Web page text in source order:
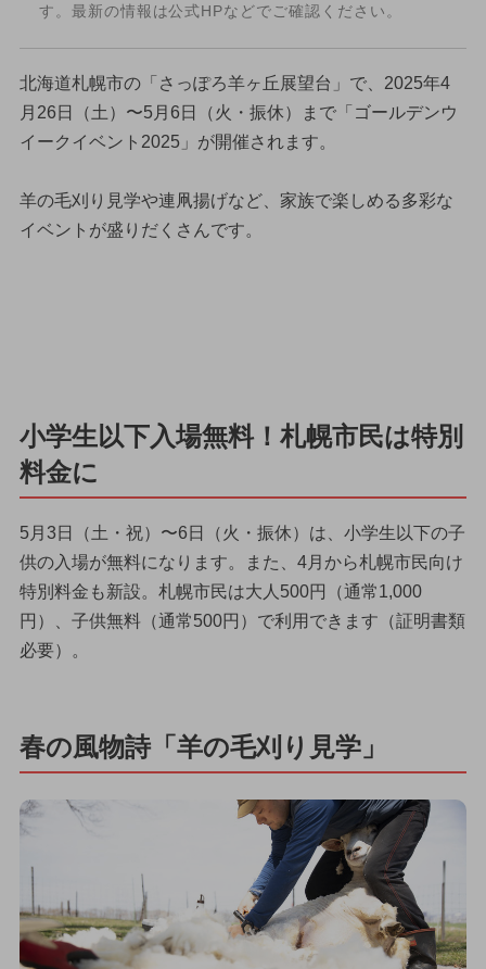
す。最新の情報は公式HPなどでご確認ください。
北海道札幌市の「さっぽろ羊ヶ丘展望台」で、2025年4
月26日（土）〜5月6日（火・振休）まで「ゴールデンウ
イークイベント2025」が開催されます。
羊の毛刈り見学や連凧揚げなど、家族で楽しめる多彩な
イベントが盛りだくさんです。
小学生以下入場無料！札幌市民は特別
料金に
5月3日（土・祝）〜6日（火・振休）は、小学生以下の子
供の入場が無料になります。また、4月から札幌市民向け
特別料金も新設。札幌市民は大人500円（通常1,000
円）、子供無料（通常500円）で利用できます（証明書類
必要）。
春の風物詩「羊の毛刈り見学」